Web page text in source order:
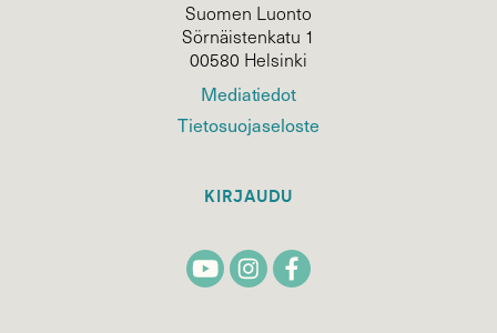
Suomen Luonto
Sörnäistenkatu 1
00580 Helsinki
Mediatiedot
Tietosuojaseloste
KIRJAUDU